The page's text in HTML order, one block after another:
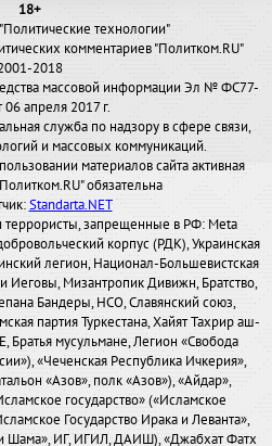
18+
технологии"
комментариев "Политком.RU"
2018
массовой информации Эл № ФС77-
06 апреля 2017 г.
служба по надзору в сфере связи,
и массовых коммуникаций.
материалов сайта активная
обязательна
Standarta.NET
террористы, запрещенные в РФ: Meta
корпус (РДК), Украинская
легион, Национал-Большевистская
Иеговы, Мизантропик Дивижн, Братство,
Бандеры, НСО, Славянский союз,
партия Туркестана, Хайят Тахрир аш-
Братья мусульмане, Легион «Свобода
«Чеченская Республика Ичкерия»,
«Азов», полк «Азов»), «Айдар»,
государство» («Исламское
Государство Ирака и Леванта»,
Шама», ИГ, ИГИЛ, ДАИШ), «Джабхат Фатх